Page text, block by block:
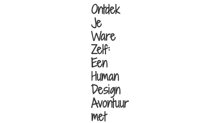
Ontdek
Je
Ware
Zelf:
Een
Human
Design
Avontuur
met